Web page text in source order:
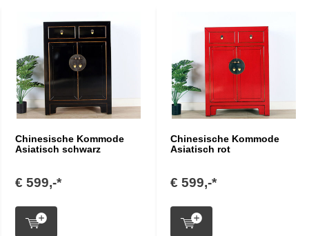
Chinesische Kommode
Asiatisch schwarz
€ 599,-*
Chinesische Kommode
Asiatisch rot
€ 599,-*